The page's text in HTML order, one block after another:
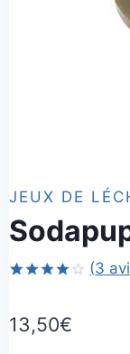
JEUX DE
5 basé
sur
(3
13,50€